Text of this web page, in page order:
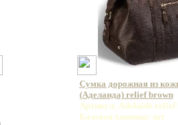
Сумка дорожная из
(Аделаида) relief brown
Артикул: Adelaide relief
Базовая единица: шт